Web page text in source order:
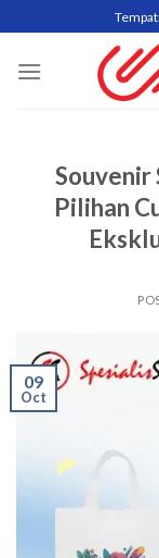
to
content
Souvenir
Pilihan
09
Oct